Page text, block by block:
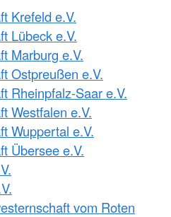
Krefeld e.V.
Lübeck e.V.
Marburg e.V.
Ostpreußen e.V.
Rheinpfalz-Saar e.V.
Westfalen e.V.
Wuppertal e.V.
Übersee e.V.
vom Roten